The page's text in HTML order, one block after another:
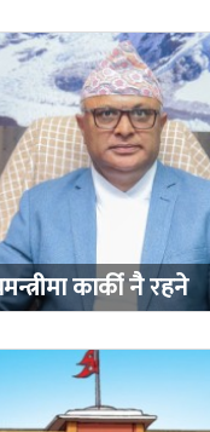
कार्की नै रहने